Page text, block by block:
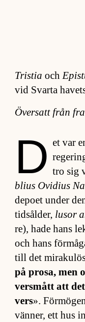
Tristia och
vid Svarta
Över­satt från
D et var
tro sig
blius Ovi­dius
de­poet un­der
tids­ål­der, lu­sor
re), hade hans
och hans
till det
på pro­sa, men
vers­mått att
vers».
vän­ner, ett hus